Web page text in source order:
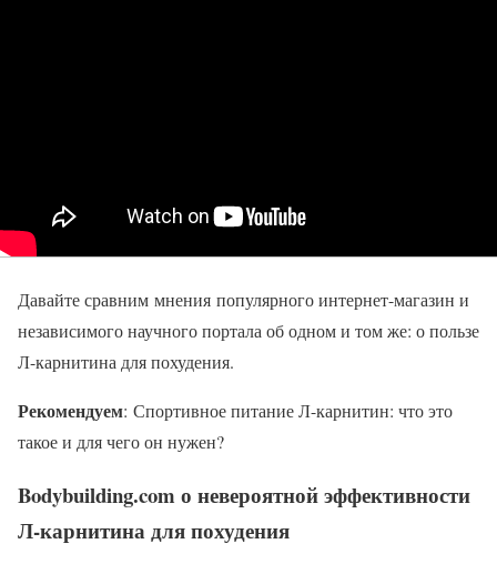
Давайте сравним мнения популярного интернет-магазин и
независимого научного портала об одном и том же: о пользе
Л-карнитина для похудения.
Рекомендуем: Спортивное питание Л-карнитин: что это
такое и для чего он нужен?
Bodybuilding.com о невероятной эффективности
Л-карнитина для похудения